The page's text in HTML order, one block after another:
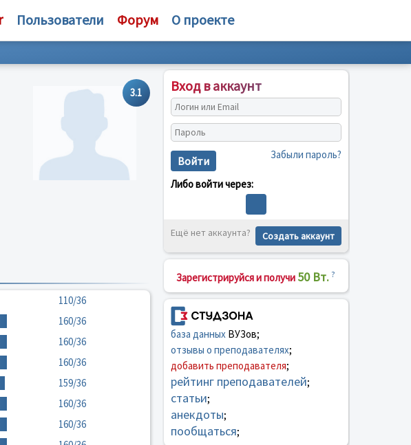
Пользователи Форум О проекте
3.1
110/36
160/36
160/36
160/36
159/36
160/36
160/36
Вход в аккаунт
Войти Забыли пароль?
Либо войти через:
Ещё нет аккаунта? Создать аккаунт
Зарегистрируйся и получи 50 Вт. ?
база данныхВУЗов;
отзывы о преподавателях;
добавить преподавателя;
рейтинг преподавателей;
статьи;
анекдоты;
пообщаться;